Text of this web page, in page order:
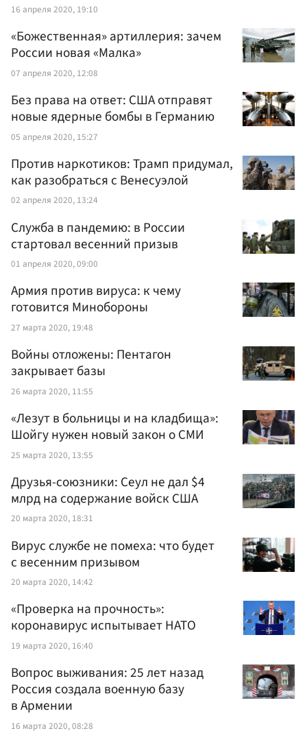
16 апреля 2020, 19:10
«Божественная» артиллерия: зачем
России новая «Малка»
07 апреля 2020, 12:08
Без права на ответ: США отправят
новые ядерные бомбы в Германию
05 апреля 2020, 15:27
Против наркотиков: Трамп придумал,
как разобраться с Венесуэлой
02 апреля 2020, 13:24
Служба в пандемию: в России
стартовал весенний призыв
01 апреля 2020, 09:00
Армия против вируса: к чему
готовится Минобороны
27 марта 2020, 19:48
Войны отложены: Пентагон
закрывает базы
26 марта 2020, 11:55
«Лезут в больницы и на кладбища»:
Шойгу нужен новый закон о СМИ
25 марта 2020, 13:55
Друзья-союзники: Сеул не дал $4
млрд на содержание войск США
20 марта 2020, 18:31
Вирус службе не помеха: что будет
с весенним призывом
20 марта 2020, 14:42
«Проверка на прочность»:
коронавирус испытывает НАТО
19 марта 2020, 16:40
Вопрос выживания: 25 лет назад
Россия создала военную базу
в Армении
16 марта 2020, 08:28